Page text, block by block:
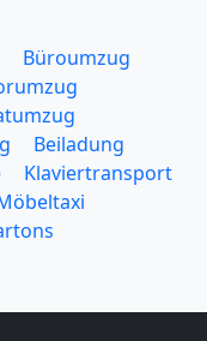
Büroumzug
Beiladung
Klaviertransport